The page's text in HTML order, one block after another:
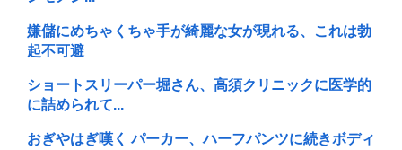
嫌儲にめちゃくちゃ手が綺麗な女が現れる、これは勃
起不可避
ショートスリーパー堀さん、高須クリニックに医学的
に詰められて...
おぎやはぎ嘆く パーカー、ハーフパンツに続きボディ